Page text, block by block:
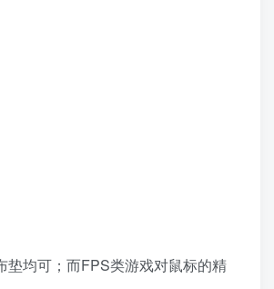
垫均可；而FPS类游戏对鼠标的精